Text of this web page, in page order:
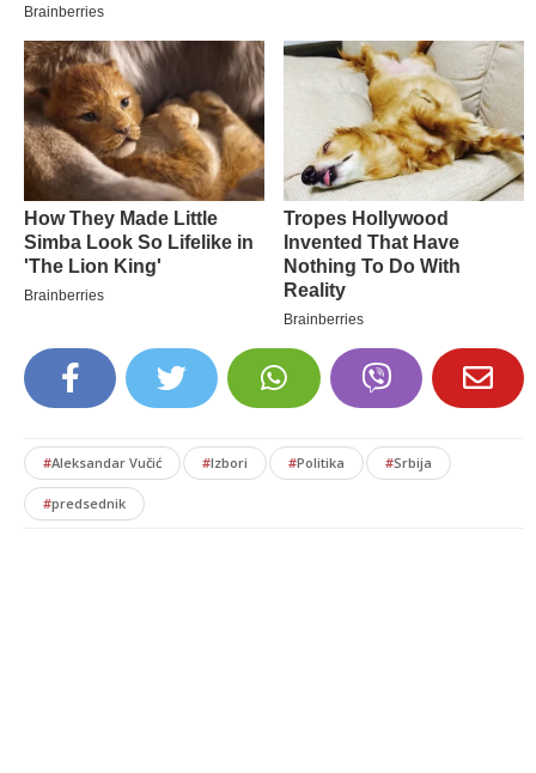
#Aleksandar Vučić #Izbori #Politika #Srbija
#predsednik